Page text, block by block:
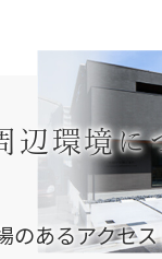
辺環境に
のあるアクセ